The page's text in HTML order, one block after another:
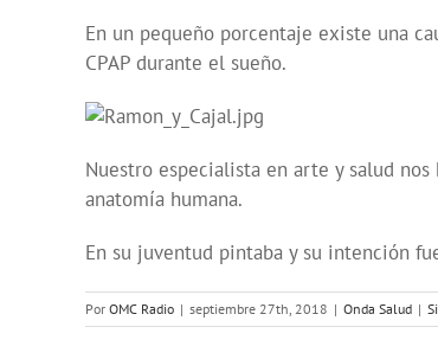
En un pequeño porcentaje existe una
CPAP durante el sueño.
Nuestro especialista en arte y salud
anatomía humana.
En su juventud pintaba y su intención
Por OMC Radio | septiembre 27th, 2018 | Onda Salud |